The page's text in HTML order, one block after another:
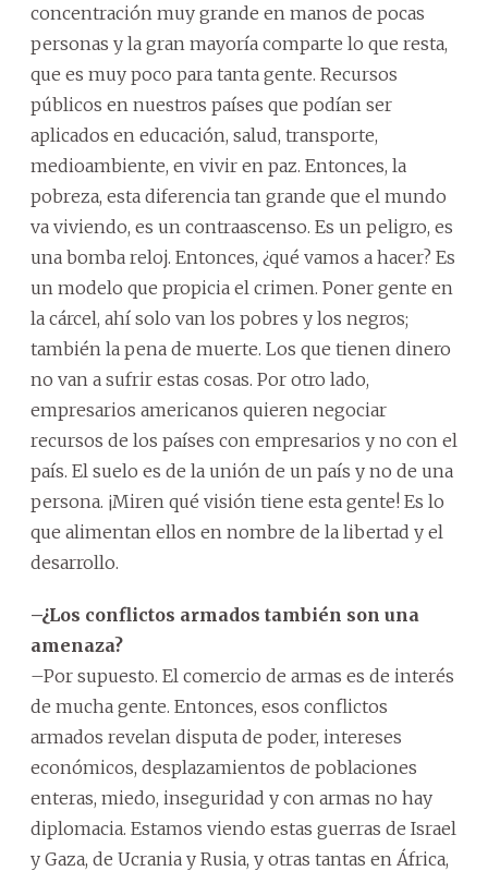
concentración muy grande en manos de pocas
personas y la gran mayoría comparte lo que resta,
que es muy poco para tanta gente. Recursos
públicos en nuestros países que podían ser
aplicados en educación, salud, transporte,
medioambiente, en vivir en paz. Entonces, la
pobreza, esta diferencia tan grande que el mundo
va viviendo, es un contraascenso. Es un peligro, es
una bomba reloj. Entonces, ¿qué vamos a hacer? Es
un modelo que propicia el crimen. Poner gente en
la cárcel, ahí solo van los pobres y los negros;
también la pena de muerte. Los que tienen dinero
no van a sufrir estas cosas. Por otro lado,
empresarios americanos quieren negociar
recursos de los países con empresarios y no con el
país. El suelo es de la unión de un país y no de una
persona. ¡Miren qué visión tiene esta gente! Es lo
que alimentan ellos en nombre de la libertad y el
desarrollo.
–¿Los conflictos armados también son una
amenaza?
–Por supuesto. El comercio de armas es de interés
de mucha gente. Entonces, esos conflictos
armados revelan disputa de poder, intereses
económicos, desplazamientos de poblaciones
enteras, miedo, inseguridad y con armas no hay
diplomacia. Estamos viendo estas guerras de Israel
y Gaza, de Ucrania y Rusia, y otras tantas en África,